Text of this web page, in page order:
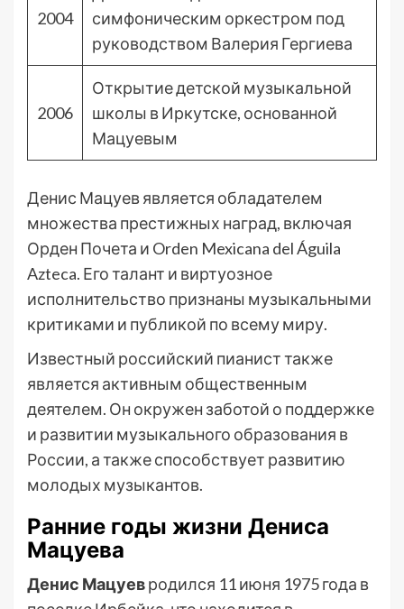
2004
симфоническим оркестром под
руководством Валерия Гергиева
2006
Открытие детской музыкальной
школы в Иркутске, основанной
Мацуевым
Денис Мацуев является обладателем
множества престижных наград, включая
Орден Почета и Orden Mexicana del Águila
Azteca. Его талант и виртуозное
исполнительство признаны музыкальными
критиками и публикой по всему миру.
Известный российский пианист также
является активным общественным
деятелем. Он окружен заботой о поддержке
и развитии музыкального образования в
России, а также способствует развитию
молодых музыкантов.
Ранние годы жизни Дениса
Мацуева
Денис Мацуевродился 11 июня 1975 года в